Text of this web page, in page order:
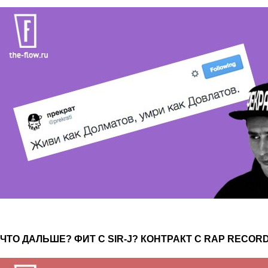
ЧТО ДАЛЬШЕ? ФИТ С SIR-J? КОНТРАКТ С RAP